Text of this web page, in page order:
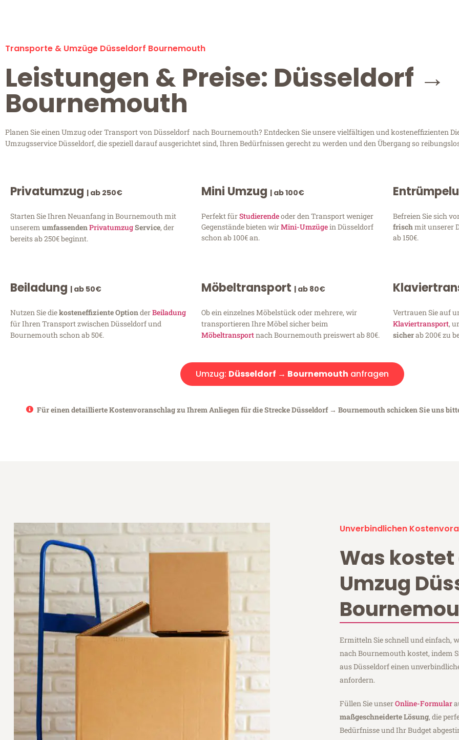
Transporte & Umzüge Düsseldorf Bournemouth
Leistungen & Preise: Düsseldorf →
Bournemouth
Planen Sie einen Umzug oder Transport von Düsseldorf nach Bournemouth? Entdecken Sie unsere vielfältigen und kosteneffizienten
Umzugsservice Düsseldorf, die speziell darauf ausgerichtet sind, Ihren Bedürfnissen gerecht zu werden und den Übergang so
Privatumzug | ab 250€
Starten Sie Ihren Neuanfang in Bournemouth mit
unserem umfassendenPrivatumzugService, der
bereits ab 250€ beginnt.
Mini Umzug | ab 100€
Perfekt fürStudierendeoder den Transport weniger
Gegenstände bieten wirMini-Umzügein Düsseldorf
schon ab 100€ an.
Befreien Sie sich
frischmit unserer
ab 150€.
Beiladung | ab 50€
Nutzen Sie diekosteneffiziente OptionderBeiladung
für Ihren Transport zwischen Düsseldorf und
Bournemouth schon ab 50€.
Möbeltransport | ab 80€
Ob ein einzelnes Möbelstück oder mehrere, wir
transportieren Ihre Möbel sicher beim
Möbeltransportnach Bournemouth preiswert ab 80€.
Vertrauen Sie auf
Klaviertransport,
sicherab 200€ zu
Umzug: Düsseldorf → Bournemouth anfragen
Für einen detaillierte Kostenvoranschlag zu Ihrem Anliegen für die Strecke Düsseldorf → Bournemouth schicken Sie uns
Unverbindlichen
Was kostet
Umzug
Ermitteln Sie schnell und einfach,
nach Bournemouth kostet, indem
aus Düsseldorf einen
anfordern.
Füllen Sie unserOnline-Formular
maßgeschneiderte Lösung, die
Bedürfnisse und Ihr Budget